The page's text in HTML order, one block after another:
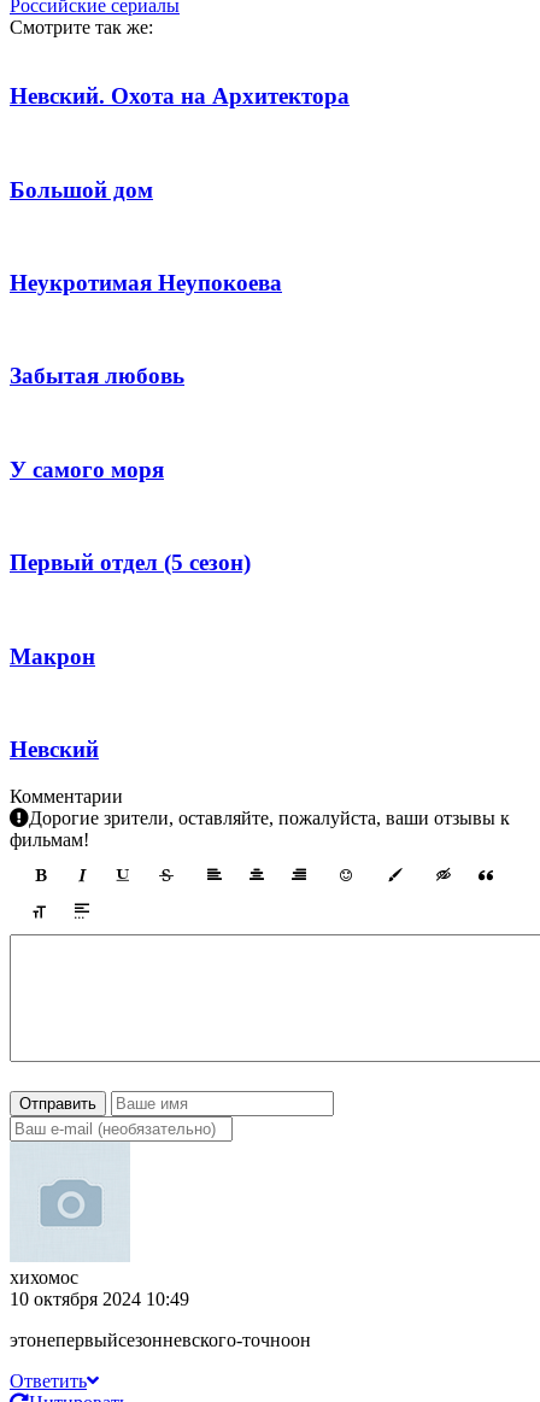
Российские сериалы
Смотрите так же:
Невский. Охота на Архитектора
Большой дом
Неукротимая Неупокоева
Забытая любовь
У самого моря
Первый отдел (5 сезон)
Макрон
Невский
Комментарии
Дорогие зрители, оставляйте, пожалуйста, ваши отзывы к
фильмам!
Отправить
хихомос
10 октября 2024 10:49
этонепервыйсезонневского-точноон
Ответить